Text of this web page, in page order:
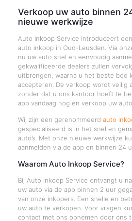
Verkoop uw auto binnen
nieuwe werkwijze
Auto Inkoop Service introduceert
auto inkoop in Oud-Leusden. Via
nu uw auto snel en eenvoudig
gekwalificeerde dealers zullen
uitbrengen, waarna u het beste bod
accepteren. De verkoop wordt veilig
zonder dat u ons kantoor hoeft te
app vandaag nog en verkoop uw
Wij zijn een gerenommeerd auto
gespecialiseerd is in het snel en
auto’s. Met onze nieuwe werkwijze
aanmelden via de app en binnen 24
Waarom Auto Inkoop Service?
Bij Auto Inkoop Service ontvangt u
uw auto via de app binnen 2 uur
van onze inkopers. Een snelle en
uw auto te verkopen. Voor vragen
contact met ons opnemen door ons